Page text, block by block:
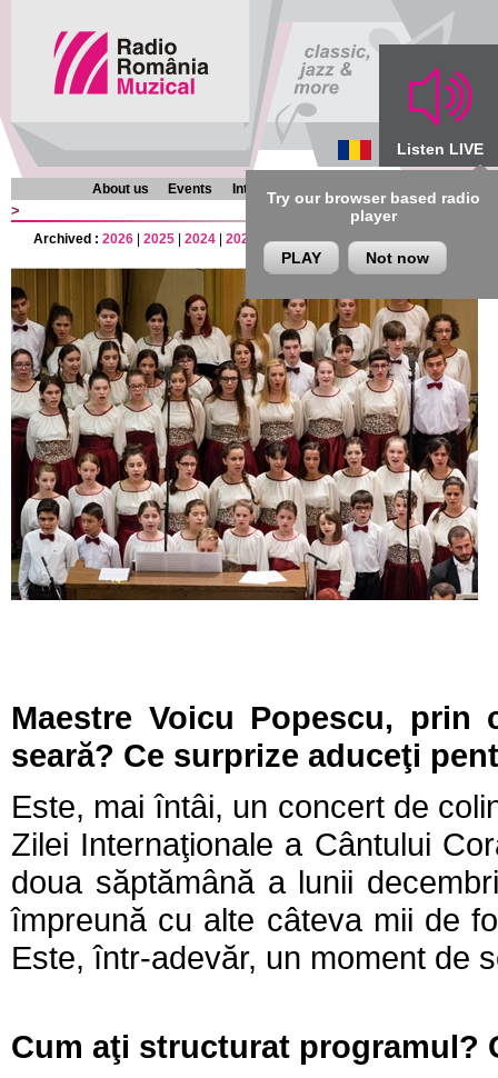
Listen LIVE
Try our browser based radio
player
PLAY Not now
About us Events Interviews Chronicles Programmes
>
Archived : 2026 2025 2024 2023 2022|2021 2020|2019|2018
Maestre Voicu Popescu,
seară? Ce surprize aduceţi
Este, mai întâi, un concert de
Zilei Internaţionale a Cântului
doua săptămână a lunii
împreună cu alte câteva mii de
Este, într-adevăr, un moment de
Cum aţi structurat programul?